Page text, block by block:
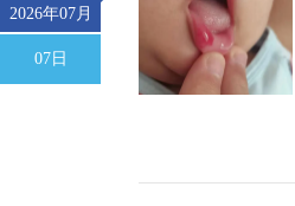
2026年07月
07日